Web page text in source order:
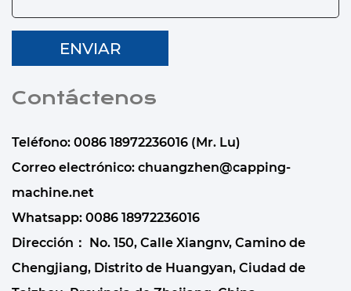
Contáctenos
Teléfono: 0086 18972236016 (Mr. Lu)
Correo electrónico: chuangzhen@capping-
machine.net
Whatsapp: 0086 18972236016
Dirección： No. 150, Calle Xiangnv, Camino de
Chengjiang, Distrito de Huangyan, Ciudad de